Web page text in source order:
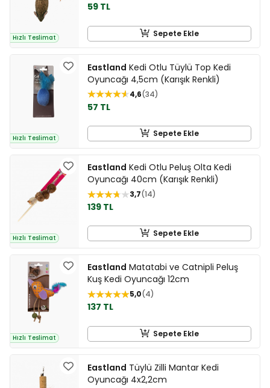
Hızlı Teslimat
59 TL
Sepete Ekle
Hızlı Teslimat
Eastland Kedi Otlu Tüylü Top Kedi
Oyuncağı 4,5cm (Karışık Renkli)
4,6 34
57 TL
Sepete Ekle
Hızlı Teslimat
Eastland Kedi Otlu Peluş Olta Kedi
Oyuncağı 40cm (Karışık Renkli)
3,7 14
139 TL
Sepete Ekle
Hızlı Teslimat
Eastland Matatabi ve Catnipli Peluş
Kuş Kedi Oyuncağı 12cm
5,0 4
137 TL
Sepete Ekle
Eastland Tüylü Zilli Mantar Kedi
Oyuncağı 4x2,2cm